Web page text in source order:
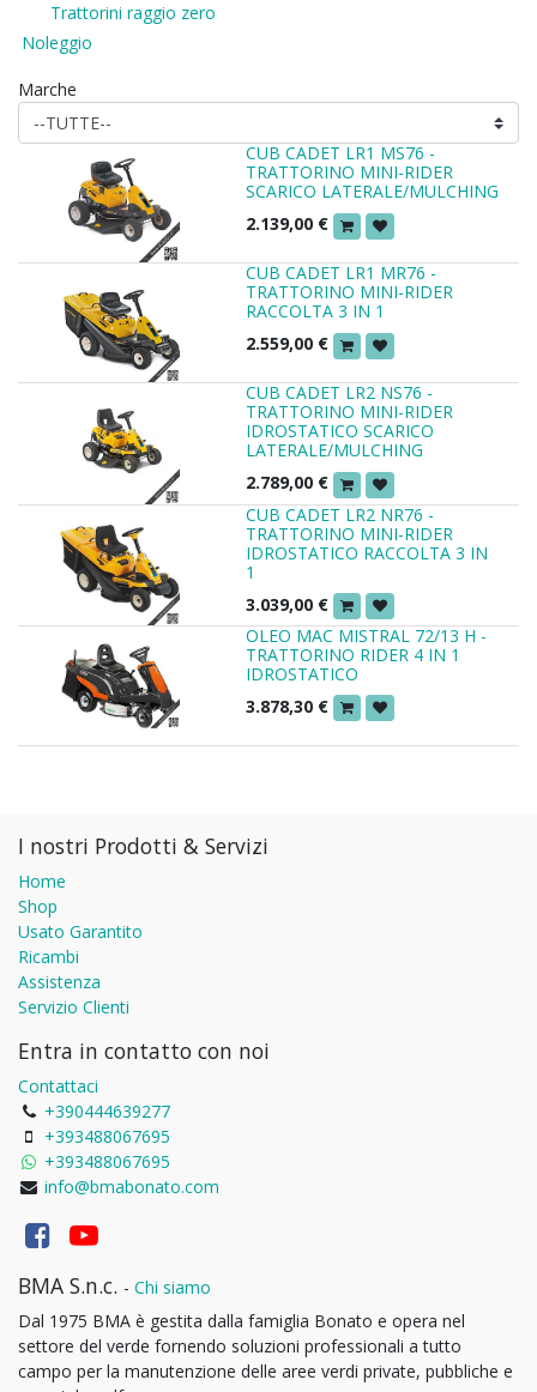
Trattorini raggio zero
Noleggio
Marche
CUB CADET LR1 MS76 -
TRATTORINO MINI-RIDER
SCARICO LATERALE/MULCHING
2.139,00 €
CUB CADET LR1 MR76 -
TRATTORINO MINI-RIDER
RACCOLTA 3 IN 1
2.559,00 €
CUB CADET LR2 NS76 -
TRATTORINO MINI-RIDER
IDROSTATICO SCARICO
LATERALE/MULCHING
2.789,00 €
CUB CADET LR2 NR76 -
TRATTORINO MINI-RIDER
IDROSTATICO RACCOLTA 3 IN
1
3.039,00 €
OLEO MAC MISTRAL 72/13 H -
TRATTORINO RIDER 4 IN 1
IDROSTATICO
3.878,30 €
I nostri Prodotti & Servizi
Home
Shop
Usato Garantito
Ricambi
Assistenza
Servizio Clienti
Entra in contatto con noi
Contattaci
+390444639277
+393488067695
+393488067695
info@bmabonato.com
BMA S.n.c. - Chi siamo
Dal 1975 BMA è gestita dalla famiglia Bonato e opera nel
settore del verde fornendo soluzioni professionali a tutto
campo per la manutenzione delle aree verdi private, pubbliche e